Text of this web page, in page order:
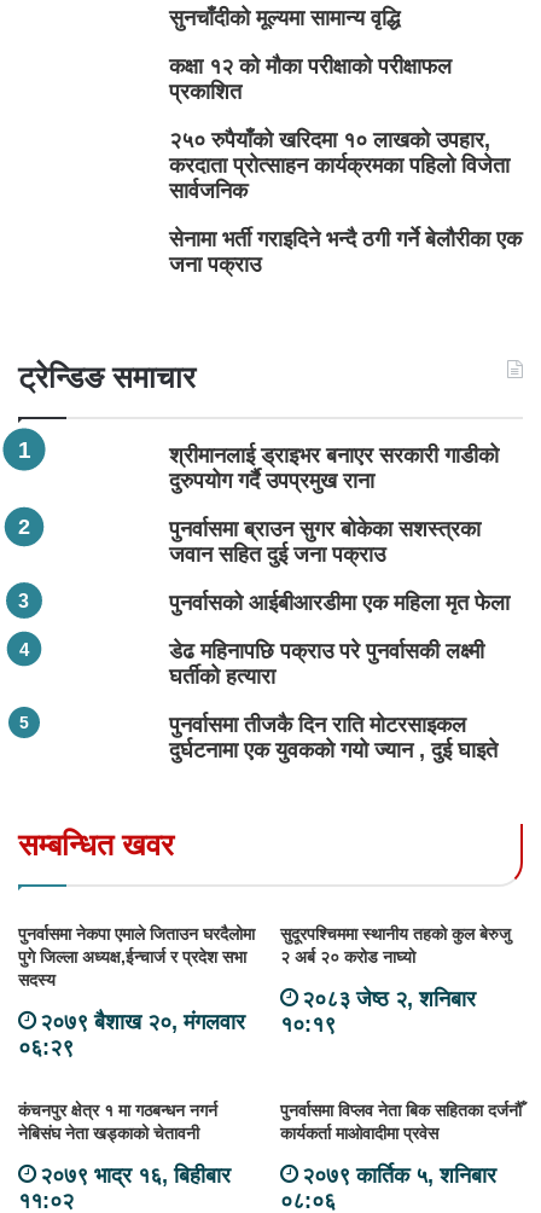
सुनचाँदीको मूल्यमा सामान्य वृद्धि
कक्षा १२ को मौका परीक्षाको परीक्षाफल
प्रकाशित
२५० रुपैयाँको खरिदमा १० लाखको उपहार,
करदाता प्रोत्साहन कार्यक्रमका पहिलो विजेता
सार्वजनिक
सेनामा भर्ती गराइदिने भन्दै ठगी गर्ने बेलौरीका एक
जना पक्राउ
ट्रेन्डिङ समाचार
श्रीमानलाई ड्राइभर बनाएर सरकारी गाडीको
दुरुपयोग गर्दै उपप्रमुख राना
पुनर्वासमा ब्राउन सुगर बोकेका सशस्त्रका
जवान सहित दुई जना पक्राउ
पुनर्वासको आईबीआरडीमा एक महिला मृत फेला
डेढ महिनापछि पक्राउ परे पुनर्वासकी लक्ष्मी
घर्तीको हत्यारा
पुनर्वासमा तीजकै दिन राति मोटरसाइकल
दुर्घटनामा एक युवकको गयो ज्यान , दुई घाइते
सम्बन्धित खवर
पुनर्वासमा नेकपा एमाले जिताउन घरदैलोमा
पुगे जिल्ला अध्यक्ष,ईन्चार्ज र प्रदेश सभा
सदस्य
२०७९ बैशाख २०, मंगलवार
०६:२९
सुदूरपश्चिममा स्थानीय तहको कुल बेरुजु
२ अर्ब २० करोड नाघ्यो
२०८३ जेष्ठ २, शनिबार
१०:१९
कंचनपुर क्षेत्र १ मा गठबन्धन नगर्न
नेबिसंघ नेता खड्काको चेतावनी
२०७९ भाद्र १६, बिहीबार
११:०२
पुनर्वासमा विप्लव नेता बिक सहितका दर्जनौँ
कार्यकर्ता माओवादीमा प्रवेस
२०७९ कार्तिक ५, शनिबार
०८:०६